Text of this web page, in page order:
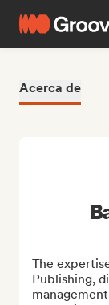
Acerca de
The
Publishing,